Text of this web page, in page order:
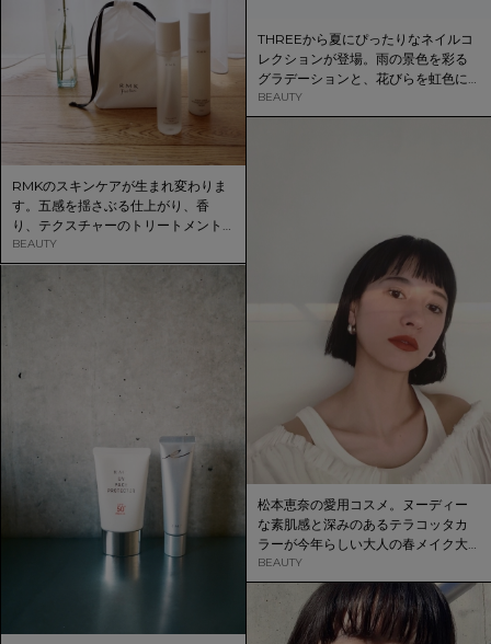
THREEから夏にぴったりなネイルコ
レクションが登場。雨の景色を彩る
グラデーションと、花びらを虹色に
照らす光を表現したカラーで透明感
のある指先に。
BEAUTY
RMKのスキンケアが生まれ変わりま
す。五感を揺さぶる仕上がり、香
り、テクスチャーのトリートメント
ローションが登場。
BEAUTY
松本恵奈の愛用コスメ。ヌーディー
な素肌感と深みのあるテラコッタカ
ラーが今年らしい大人の春メイク大
公開！
BEAUTY